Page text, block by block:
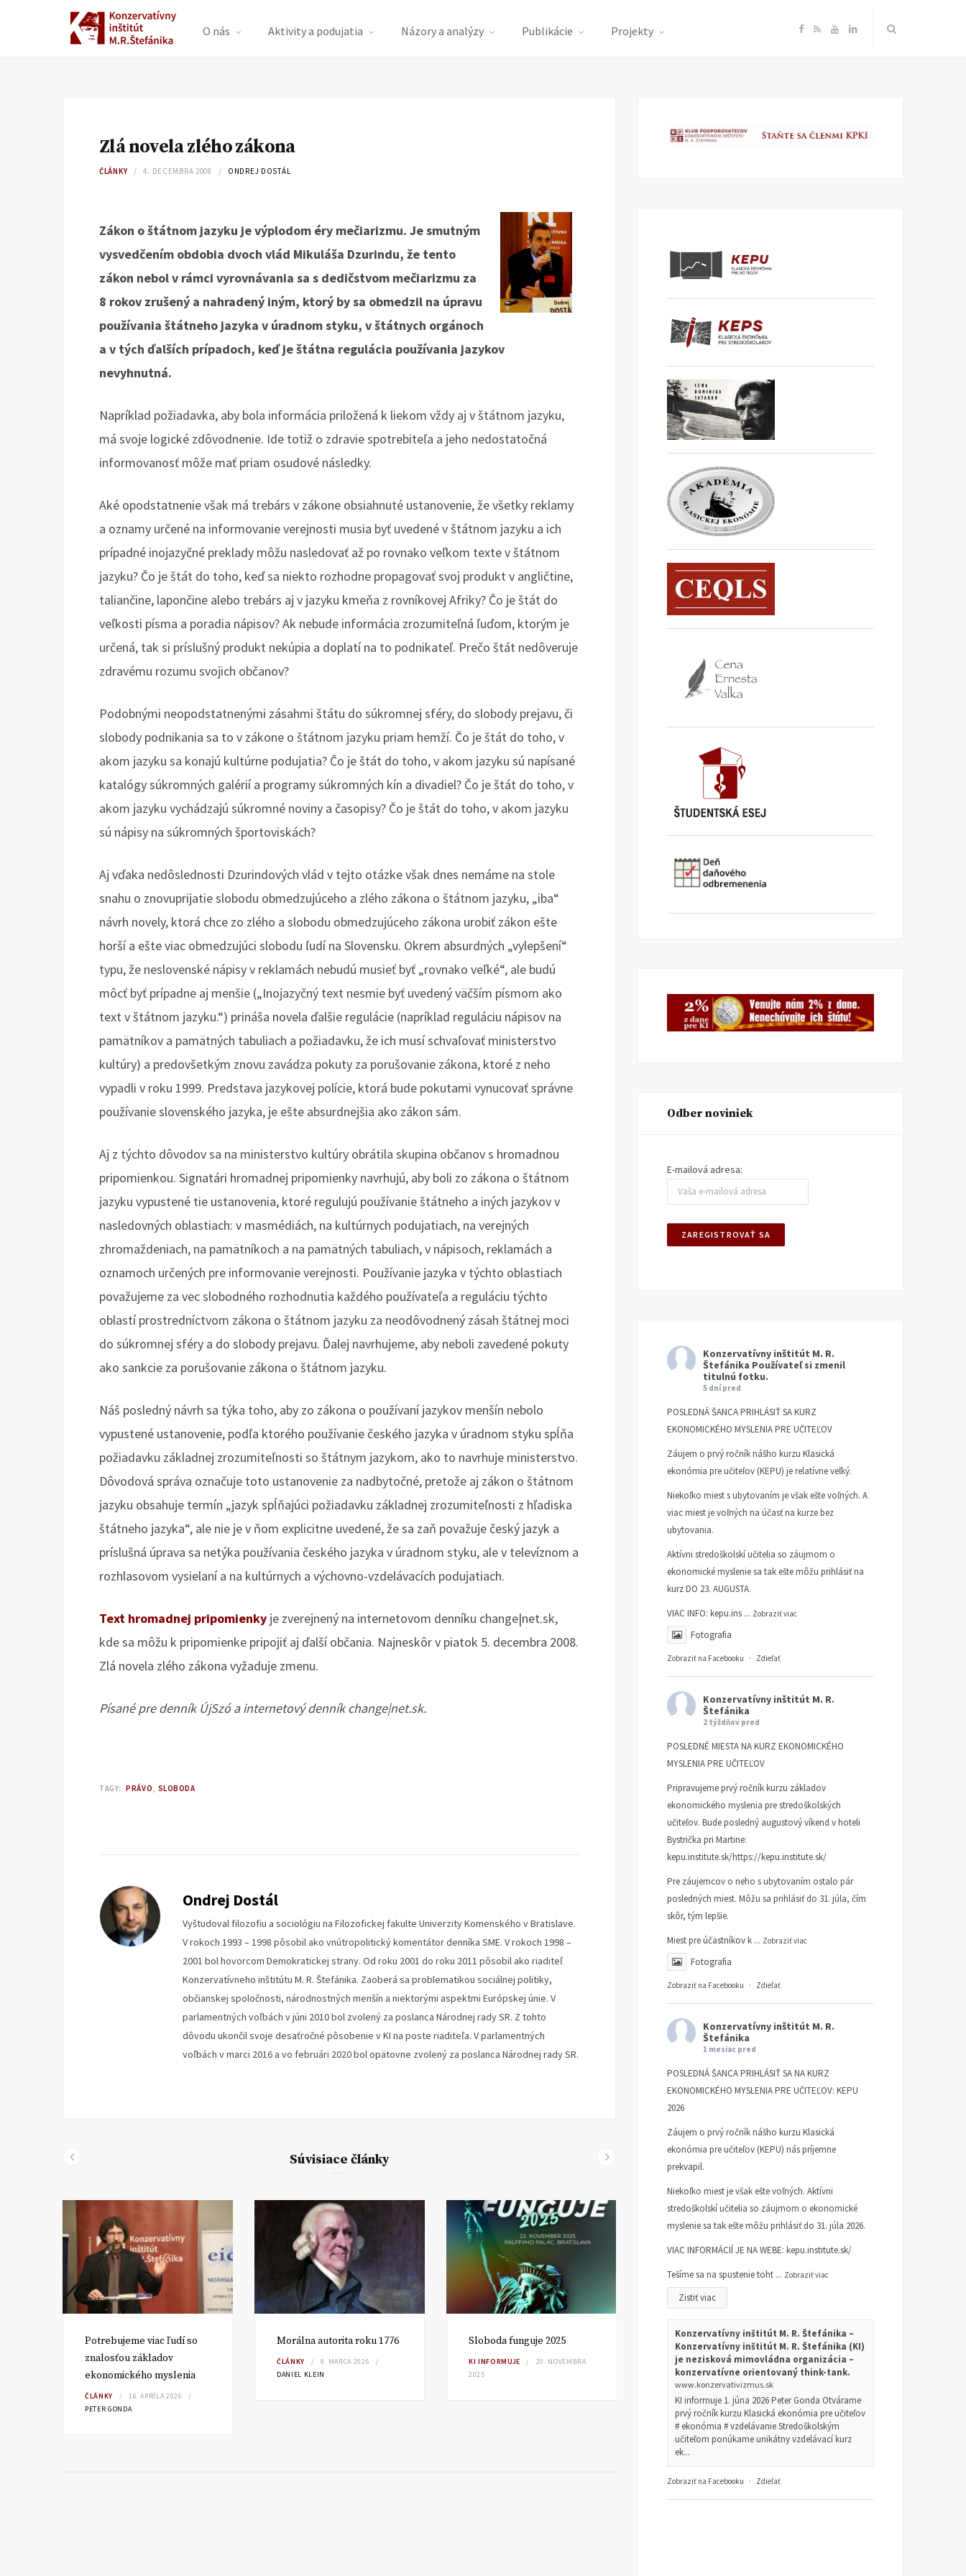
O nás Aktivity a podujatia Názory a analýzy Publikácie Projekty F
e
R Y
T
L
k
Zlá novela zlého zákona
ČLÁNKY 4. DECEMBRA 2008 ONDREJ DOSTÁL
Zákon o štátnom jazyku je výplodom éry mečiarizmu. Je smutným
vysvedčením obdobia dvoch vlád Mikuláša Dzurindu, že tento
zákon nebol v rámci vyrovnávania sa s dedičstvom mečiarizmu za
8 rokov zrušený a nahradený iným, ktorý by sa obmedzil na úpravu
používania štátneho jazyka v úradnom styku, v štátnych orgánoch
a v tých ďalších prípadoch, keď je štátna regulácia používania jazykov
nevyhnutná.
Napríklad požiadavka, aby bola informácia priložená k liekom vždy aj v štátnom jazyku,
má svoje logické zdôvodnenie. Ide totiž o zdravie spotrebiteľa a jeho nedostatočná
informovanosť môže mať priam osudové následky.
Aké opodstatnenie však má trebárs v zákone obsiahnuté ustanovenie, že všetky reklamy
a oznamy určené na informovanie verejnosti musia byť uvedené v štátnom jazyku a ich
prípadné inojazyčné preklady môžu nasledovať až po rovnako veľkom texte v štátnom
jazyku? Čo je štát do toho, keď sa niekto rozhodne propagovať svoj produkt v angličtine,
taliančine, lapončine alebo trebárs aj v jazyku kmeňa z rovníkovej Afriky? Čo je štát do
veľkosti písma a poradia nápisov? Ak nebude informácia zrozumiteľná ľuďom, ktorým je
určená, tak si príslušný produkt nekúpia a doplatí na to podnikateľ. Prečo štát nedôveruje
zdravému rozumu svojich občanov?
Podobnými neopodstatnenými zásahmi štátu do súkromnej sféry, do slobody prejavu, či
slobody podnikania sa to v zákone o štátnom jazyku priam hemží. Čo je štát do toho, v
akom jazyku sa konajú kultúrne podujatia? Čo je štát do toho, v akom jazyku sú napísané
katalógy súkromných galérií a programy súkromných kín a divadiel? Čo je štát do toho, v
akom jazyku vychádzajú súkromné noviny a časopisy? Čo je štát do toho, v akom jazyku
sú nápisy na súkromných športoviskách?
Aj vďaka nedôslednosti Dzurindových vlád v tejto otázke však dnes nemáme na stole
snahu o znovuprijatie slobodu obmedzujúceho a zlého zákona o štátnom jazyku, „iba“
návrh novely, ktorá chce zo zlého a slobodu obmedzujúceho zákona urobiť zákon ešte
horší a ešte viac obmedzujúci slobodu ľudí na Slovensku. Okrem absurdných „vylepšení“
typu, že neslovenské nápisy v reklamách nebudú musieť byť „rovnako veľké“, ale budú
môcť byť prípadne aj menšie („Inojazyčný text nesmie byť uvedený väčším písmom ako
text v štátnom jazyku.“) prináša novela ďalšie regulácie (napríklad reguláciu nápisov na
pamätníkov a pamätných tabuliach a požiadavku, že ich musí schvaľovať ministerstvo
kultúry) a predovšetkým znovu zavádza pokuty za porušovanie zákona, ktoré z neho
vypadli v roku 1999. Predstava jazykovej polície, ktorá bude pokutami vynucovať správne
používanie slovenského jazyka, je ešte absurdnejšia ako zákon sám.
Aj z týchto dôvodov sa na ministerstvo kultúry obrátila skupina občanov s hromadnou
pripomienkou. Signatári hromadnej pripomienky navrhujú, aby boli zo zákona o štátnom
jazyku vypustené tie ustanovenia, ktoré regulujú používanie štátneho a iných jazykov v
nasledovných oblastiach: v masmédiách, na kultúrnych podujatiach, na verejných
zhromaždeniach, na pamätníkoch a na pamätných tabuliach, v nápisoch, reklamách a
oznamoch určených pre informovanie verejnosti. Používanie jazyka v týchto oblastiach
považujeme za vec slobodného rozhodnutia každého používateľa a reguláciu týchto
oblastí prostredníctvom zákona o štátnom jazyku za neodôvodnený zásah štátnej moci
do súkromnej sféry a do slobody prejavu. Ďalej navrhujeme, aby neboli zavedené pokuty
ako sankcie za porušovanie zákona o štátnom jazyku.
Náš posledný návrh sa týka toho, aby zo zákona o používaní jazykov menšín nebolo
vypustené ustanovenie, podľa ktorého používanie českého jazyka v úradnom styku spĺňa
požiadavku základnej zrozumiteľnosti so štátnym jazykom, ako to navrhuje ministerstvo.
Dôvodová správa označuje toto ustanovenie za nadbytočné, pretože aj zákon o štátnom
jazyku obsahuje termín „jazyk spĺňajúci požiadavku základnej zrozumiteľnosti z hľadiska
štátneho jazyka“, ale nie je v ňom explicitne uvedené, že sa zaň považuje český jazyk a
príslušná úprava sa netýka používania českého jazyka v úradnom styku, ale v televíznom a
rozhlasovom vysielaní a na kultúrnych a výchovno-vzdelávacích podujatiach.
Text hromadnej pripomienky je zverejnený na internetovom denníku change|net.sk,
kde sa môžu k pripomienke pripojiť aj ďalší občania. Najneskôr v piatok 5. decembra 2008.
Zlá novela zlého zákona vyžaduje zmenu.
Písané pre denník ÚjSzó a internetový denník change|net.sk.
TAGY: PRÁVO SLOBODA
Ondrej Dostál
Vyštudoval filozofiu a sociológiu na Filozofickej fakulte Univerzity Komenského v Bratislave.
V rokoch 1993 – 1998 pôsobil ako vnútropolitický komentátor denníka SME. V rokoch 1998 –
2001 bol hovorcom Demokratickej strany. Od roku 2001 do roku 2011 pôsobil ako riaditeľ
Konzervatívneho inštitútu M. R. Štefánika. Zaoberá sa problematikou sociálnej politiky,
občianskej spoločnosti, národnostných menšín a niektorými aspektmi Európskej únie. V
parlamentných voľbách v júni 2010 bol zvolený za poslanca Národnej rady SR. Z tohto
dôvodu ukončil svoje desaťročné pôsobenie v KI na poste riaditeľa. V parlamentných
voľbách v marci 2016 a vo februári 2020 bol opätovne zvolený za poslanca Národnej rady SR.
Súvisiace články
Potrebujeme viac ľudí so
znalosťou základov
ekonomického myslenia
ČLÁNKY
16. APRÍLA 2026
PETER GONDA
Morálna autorita roku 1776
ČLÁNKY
9. MARCA 2026
DANIEL KLEIN
Sloboda funguje 2025
KI INFORMUJE
20. NOVEMBRA
2025
Necháme si vziať ideály
Novembra 89?
KONZERVATÍVNE KLUBY
19.
Čo sa môžeme naučiť od
Margaret Thatcher
Odber noviniek
E-mailová adresa:
Konzervatívny inštitút M. R.
Štefánika Používateľ si zmenil
titulnú fotku.
5 dní pred
POSLEDNÁ ŠANCA PRIHLÁSIŤ SA KURZ
EKONOMICKÉHO MYSLENIA PRE UČITEĽOV
Záujem o prvý ročník nášho kurzu Klasická
ekonómia pre učiteľov (KEPU) je relatívne veľký.
Niekoľko miest s ubytovaním je však ešte voľných. A
viac miest je voľných na účasť na kurze bez
ubytovania.
Aktívni stredoškolskí učitelia so záujmom o
ekonomické myslenie sa tak ešte môžu prihlásiť na
kurz DO 23. AUGUSTA.
VIAC INFO: kepu.ins ... Zobraziť viac
Fotografia
Zobraziť na Facebooku · Zdieľať
Konzervatívny inštitút M. R.
Štefánika
2 týždňov pred
POSLEDNÉ MIESTA NA KURZ EKONOMICKÉHO
MYSLENIA PRE UČITEĽOV
Pripravujeme prvý ročník kurzu základov
ekonomického myslenia pre stredoškolských
učiteľov. Bude posledný augustový víkend v hoteli
Bystrička pri Martine:
kepu.institute.sk/https://kepu.institute.sk/
Pre záujemcov o neho s ubytovaním ostalo pár
posledných miest. Môžu sa prihlásiť do 31. júla, čím
skôr, tým lepšie.
Miest pre účastníkov k ... Zobraziť viac
Fotografia
Zobraziť na Facebooku · Zdieľať
Konzervatívny inštitút M. R.
Štefánika
1 mesiac pred
POSLEDNÁ ŠANCA PRIHLÁSIŤ SA NA KURZ
EKONOMICKÉHO MYSLENIA PRE UČITEĽOV: KEPU
2026
Záujem o prvý ročník nášho kurzu Klasická
ekonómia pre učiteľov (KEPU) nás príjemne
prekvapil.
Niekoľko miest je však ešte voľných. Aktívni
stredoškolskí učitelia so záujmom o ekonomické
myslenie sa tak ešte môžu prihlásiť do 31. júla 2026.
VIAC INFORMÁCIÍ JE NA WEBE: kepu.institute.sk/
Tešíme sa na spustenie toht ... Zobraziť viac
Zistiť viac
Konzervatívny inštitút M. R. Štefánika –
Konzervatívny inštitút M. R. Štefánika (KI)
je nezisková mimovládna organizácia –
konzervatívne orientovaný think-tank.
www.konzervativizmus.sk
KI informuje 1. júna 2026 Peter Gonda Otvárame
prvý ročník kurzu Klasická ekonómia pre učiteľov
# ekonómia # vzdelávanie Stredoškolským
učiteľom ponúkame unikátny vzdelávací kurz
ek...
Zobraziť na Facebooku · Zdieľať